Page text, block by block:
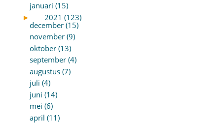
januari (15)
►
2021 (123)
december (15)
november (9)
oktober (13)
september (4)
augustus (7)
juli (4)
juni (14)
mei (6)
april (11)